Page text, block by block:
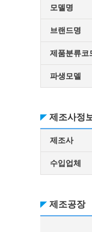
모델명
브랜드명
제품분류코
파생모델
제조사정
제조사
수입업체
제조공장